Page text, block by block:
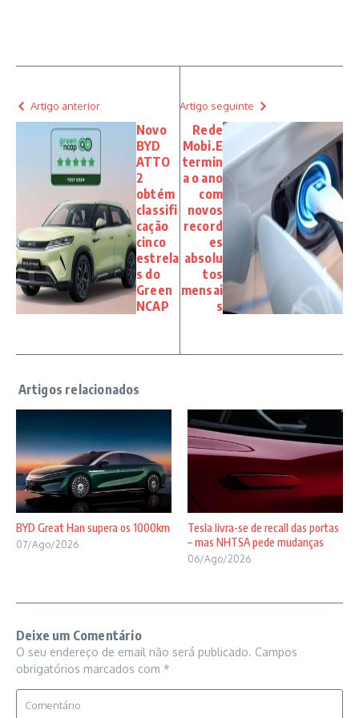
Artigo anterior
Novo
BYD
ATTO
2
obtém
classifi
cação
cinco
estrela
s do
Green
NCAP
Artigo seguinte
Rede
Mobi.E
termin
a o ano
com
novos
record
es
absolu
tos
mensai
s
BYD Great Han supera os 1000km
07/Ago/2026
Tesla livra-se de recall das portas
– mas NHTSA pede mudanças
06/Ago/2026
Deixe um Comentário
O seu endereço de email não será publicado. Campos
obrigatórios marcados com *